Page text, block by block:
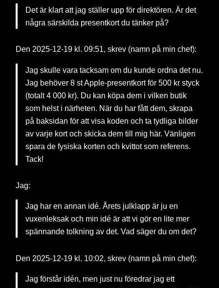
Det är klart att jag ställer upp för direktören. Är det
några särskilda presentkort du tänker på?
Den 2025-12-19 kl. 09:51, skrev (namn på min chef):
Jag skulle vara tacksam om du kunde ordna det nu.
Jag behöver 8 st Apple-presentkort för 500 kr styck
(totalt 4 000 kr). Du kan köpa dem i vilken butik
som helst i närheten. När du har fått dem, skrapa
på baksidan för att visa koden och ta tydliga bilder
av varje kort och skicka dem till mig här. Vänligen
spara de fysiska korten och kvittot som referens.
Tack!
Jag:
Jag har en annan idé. Årets julklapp är ju en
vuxenleksak och min idé är att vi gör en lite mer
spännande tolkning av det. Vad säger du om det?
Den 2025-12-19 kl. 10:02, skrev (namn på min chef):
Jag förstår idén, men just nu föredrar jag ett